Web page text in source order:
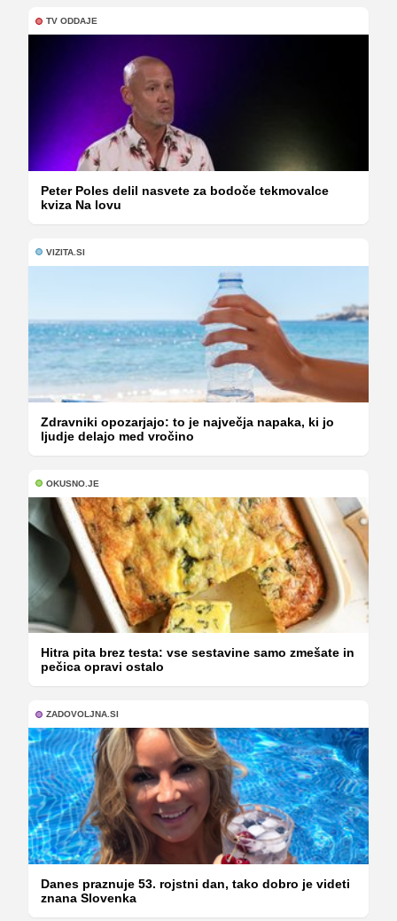
TV ODDAJE
Peter Poles delil nasvete za bodoče tekmovalce
kviza Na lovu
VIZITA.SI
Zdravniki opozarjajo: to je največja napaka, ki jo
ljudje delajo med vročino
OKUSNO.JE
Hitra pita brez testa: vse sestavine samo zmešate in
pečica opravi ostalo
ZADOVOLJNA.SI
Danes praznuje 53. rojstni dan, tako dobro je videti
znana Slovenka